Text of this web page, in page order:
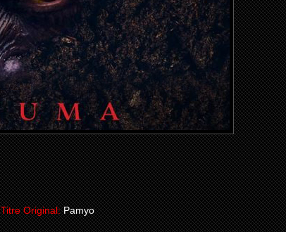
Titre Original:Pamyo